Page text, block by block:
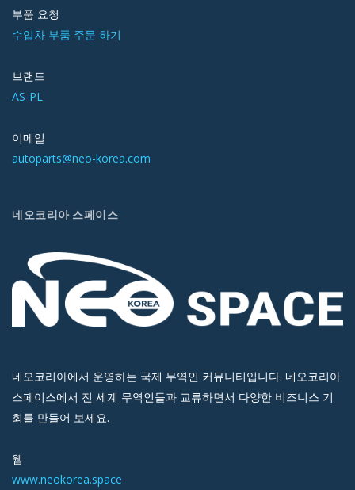
부품 요청
수입차 부품 주문 하기
브랜드
AS-PL
이메일
autoparts@neo-korea.com
네오코리아 스페이스
네오코리아에서 운영하는 국제 무역인 커뮤니티입니다. 네오코리아
스페이스에서 전 세계 무역인들과 교류하면서 다양한 비즈니스 기
회를 만들어 보세요.
웹
www.neokorea.space